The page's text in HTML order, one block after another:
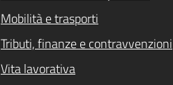
Mobilità e trasporti
Tributi, finanze e contravvenzioni
Vita lavorativa